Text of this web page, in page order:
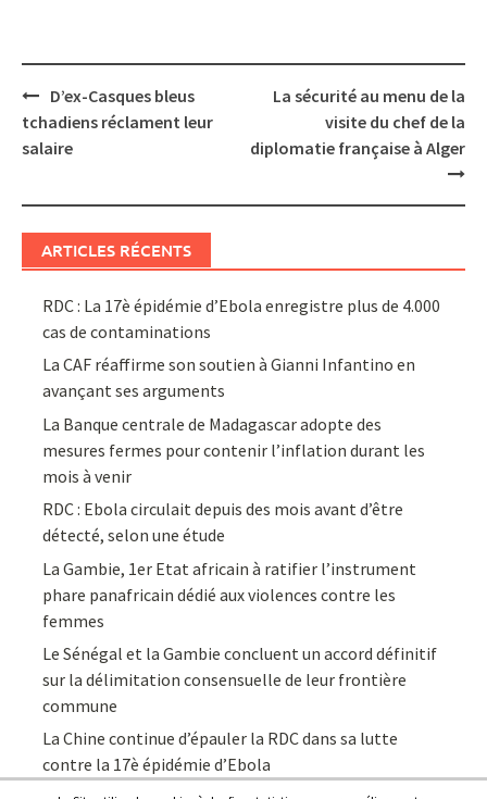
Post
navigation
D’ex-Casques bleus
tchadiens réclament leur
salaire
La sécurité au menu de la
visite du chef de la
diplomatie française à Alger
ARTICLES RÉCENTS
RDC : La 17è épidémie d’Ebola enregistre plus de 4.000
cas de contaminations
La CAF réaffirme son soutien à Gianni Infantino en
avançant ses arguments
La Banque centrale de Madagascar adopte des
mesures fermes pour contenir l’inflation durant les
mois à venir
RDC : Ebola circulait depuis des mois avant d’être
détecté, selon une étude
La Gambie, 1er Etat africain à ratifier l’instrument
phare panafricain dédié aux violences contre les
femmes
Le Sénégal et la Gambie concluent un accord définitif
sur la délimitation consensuelle de leur frontière
commune
La Chine continue d’épauler la RDC dans sa lutte
contre la 17è épidémie d’Ebola